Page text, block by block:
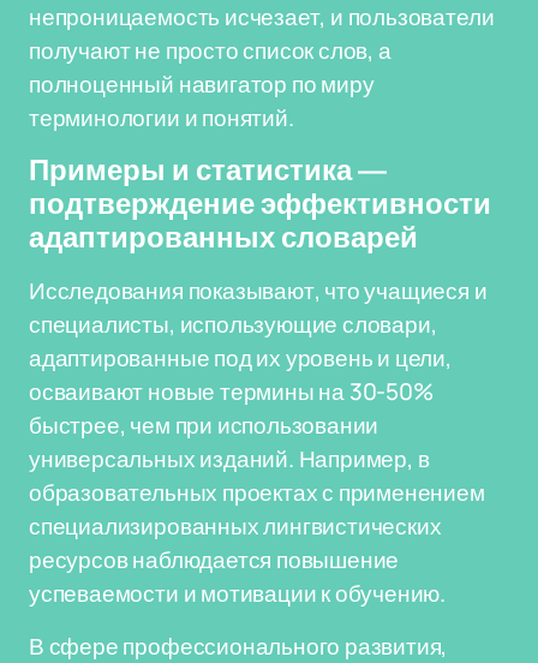
непроницаемость исчезает, и пользователи
получают не просто список слов, а
полноценный навигатор по миру
терминологии и понятий.
Примеры и статистика —
подтверждение эффективности
адаптированных словарей
Исследования показывают, что учащиеся и
специалисты, использующие словари,
адаптированные под их уровень и цели,
осваивают новые термины на 30-50%
быстрее, чем при использовании
универсальных изданий. Например, в
образовательных проектах с применением
специализированных лингвистических
ресурсов наблюдается повышение
успеваемости и мотивации к обучению.
В сфере профессионального развития,